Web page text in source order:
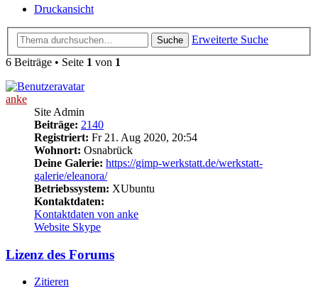
Druckansicht
Suche
Erweiterte Suche
6 Beiträge • Seite 1 von 1
anke
Site Admin
Beiträge: 2140
Registriert: Fr 21. Aug 2020, 20:54
Wohnort: Osnabrück
Deine Galerie: https://gimp-werkstatt.de/werkstatt-
galerie/eleanora/
Betriebssystem: XUbuntu
Kontaktdaten:
Kontaktdaten von anke
Website Skype
Lizenz des Forums
Zitieren